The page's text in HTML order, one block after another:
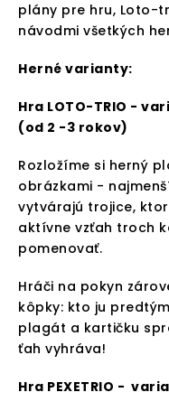
plány pre hru, Loto-
návodmi všetkých
Herné varianty:
Hra LOTO-TRIO -
(od 2 -3 rokov)
Rozložíme si herný
obrázkami -
vytvárajú trojice,
aktívne vzťah troch
pomenovať.
Hráči na pokyn
kôpky: kto ju
plagát a kartičku
ťah vyhráva!
Hra PEXETRIO -